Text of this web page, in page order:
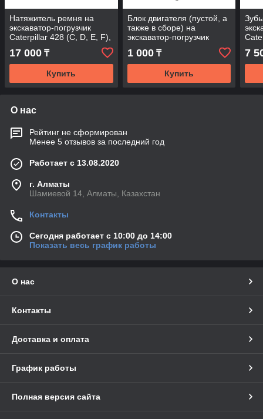
Натяжитель ремня на
экскаватор-погрузчик
Caterpillar 428 (C, D, E, F),
432 (C, D, E, F) Кат, Cat
17 000 ₸
Купить
Блок двигателя (пустой, а
также в сборе) на
экскаватор-погрузчик
Caterpillar 428 (C, D, E, F),
432 Кат Cat
1 000₸
Купить
7
О нас
Рейтинг не сформирован
Менее 5 отзывов за последний год
Работает с 13.08.2020
г. Алматы
Шамиевой 14, Алматы, Казахстан
Контакты
Сегодня работает с 10:00 до 14:00
Показать весь график работы
О нас
Контакты
Доставка и оплата
График работы
Полная версия сайта